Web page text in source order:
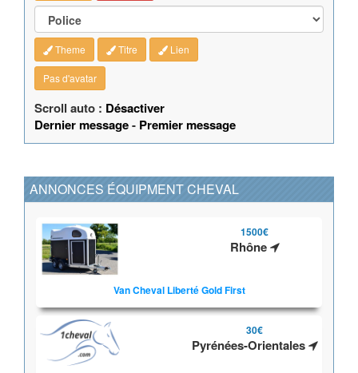
Theme Titre Lien
Pas d'avatar
Scroll auto : Désactiver
Dernier message- Premier message
ANNONCES ÉQUIPMENT CHEVAL
1500€
Rhône
Van Cheval Liberté Gold First
30€
Pyrénées-Orientales